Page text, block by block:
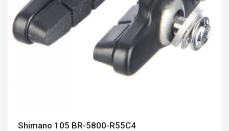
Shimano 105 BR-5800-R55C4